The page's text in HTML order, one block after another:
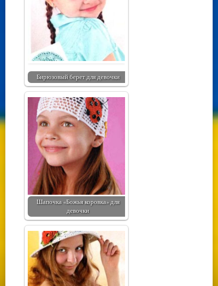
Бирюзовый берет для девочки
Шапочка «Божья коровка» для
девочки